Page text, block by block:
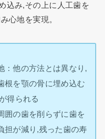
込み,その上に人工歯を
心地を実現。
他の方法とは異なり,
根を顎の骨に埋め込む
得られる
の歯を削らずに歯を
担が減り,残った歯の寿